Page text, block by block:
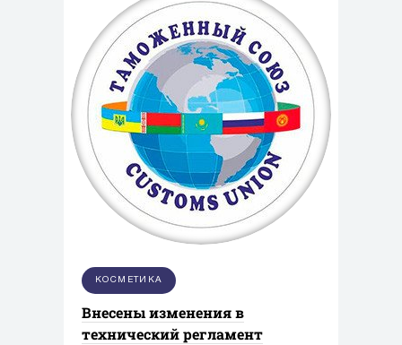
КОСМЕТИКА
Внесены изменения в
технический регламент